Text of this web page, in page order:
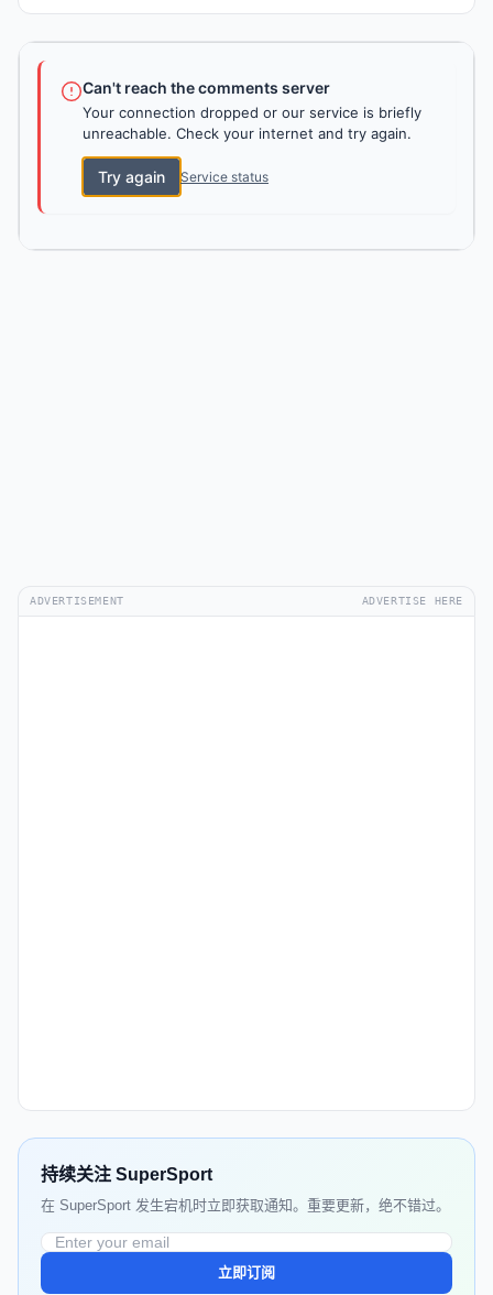
Can't reach the comments server
Your connection dropped or our service is briefly
unreachable. Check your internet and try again.
Try again Service status
ADVERTISEMENT ADVERTISE HERE
持续关注 SuperSport
在 SuperSport 发生宕机时立即获取通知。重要更新，绝不错过。
立即订阅